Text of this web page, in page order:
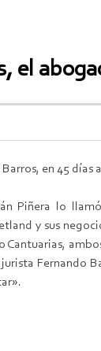
el
en 45
Piñera lo
y sus
Cantuarias,
Fernando